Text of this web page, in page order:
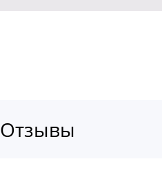
Отзывы